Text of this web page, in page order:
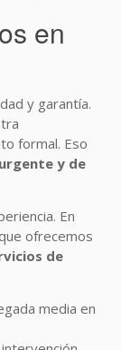
en
y garantía.
formal. Eso
y de
En
ofrecemos
de
media en